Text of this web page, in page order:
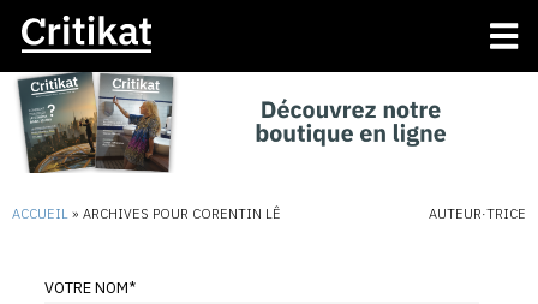
ACCUEIL » ARCHIVES POUR CORENTIN LÊ AUTEUR·TRICE
VOTRE NOM*